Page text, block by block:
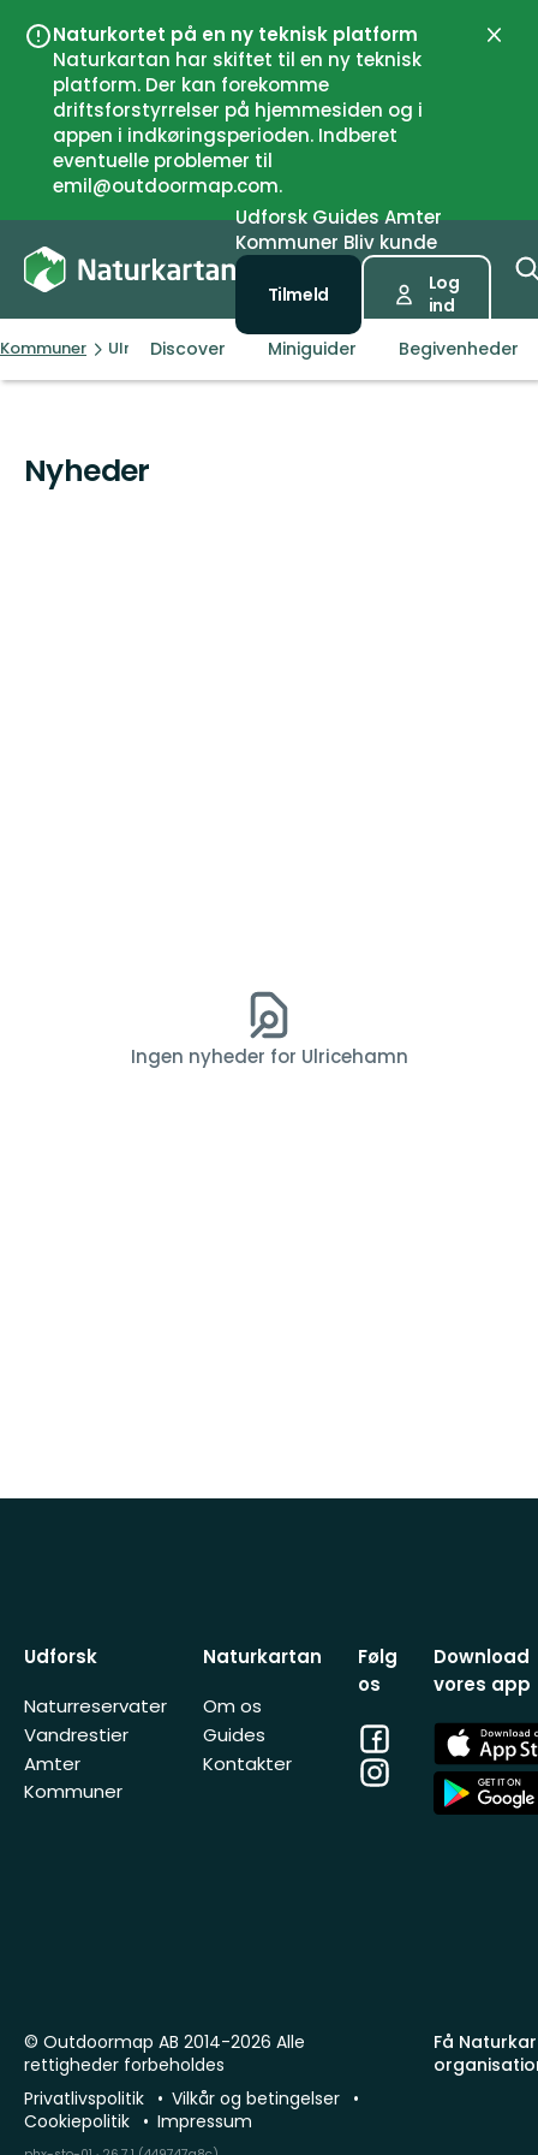
Naturkortet på en ny teknisk platform
Naturkartan har skiftet til en ny teknisk
platform. Der kan forekomme
driftsforstyrrelser på hjemmesiden og i
appen i indkøringsperioden. Indberet
eventuelle problemer til
emil@outdoormap.com.
Luk
UdforskGuidesAmter
Kommuner Bliv kunde
Tilmeld
Log
ind
Kommuner Ulricehamn
Discover Miniguider Begivenheder
Nyheder
Ingen nyheder for Ulricehamn
Udforsk
Naturreservater
Vandrestier
Amter
Kommuner
Naturkartan
Om os
Guides
Kontakter
Følg
os
Facebook
Instagram
Download
vores app
App
Store
App
Store
Få
© Outdoormap AB 2014-2026 Alle
rettigheder forbeholdes
Privatlivspolitik
Vilkår og betingelser
Cookiepolitik
Impressum